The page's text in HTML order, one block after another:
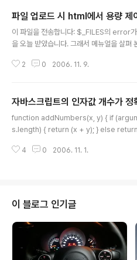
를 그대로 넣어주는 수 밖에 없는 듯 하다.
귀찮게 질문 드려 알아냈습니다 ㅋ
파일 업로드 시 html에서 용량 제
이 파일을 전송합니다: $_FILES의 error
을 오늘 받았습니다. 그래서 메뉴얼을 살
같이 넣어주면 됩니다. 여기서 이 부분이
ERR_FORM_SIZE 라고 나옵니다. 메뉴얼
FILE_SIZE는 PHP가 확인하기도 하지만,
을 변경하는..
2 0 2006. 11. 9.
자바스크립트의 인자값 개수가 정
function addNumbers(x, y) { if
s.length) { return (x + y); } else
urns 207 arguments.length는... 실제 넘
4 0 2006. 11. 1.
이 블로그 인기글